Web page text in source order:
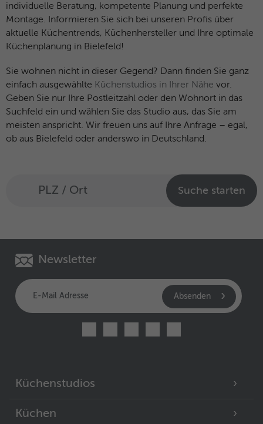
individuelle Beratung, kompetente Planung und perfekte
Montage. Informieren Sie sich bei unseren Profis über
aktuelle Küchentrends, Küchenhersteller und Ihre optimale
Küchenplanung in Bielefeld!
Sie wohnen nicht in dieser Gegend? Dann finden Sie ganz
einfach ausgewählte Küchenstudios in Ihrer Nähe vor.
Geben Sie nur Ihre Postleitzahl oder den Wohnort in das
Suchfeld ein und wählen Sie das Studio aus, das Sie am
meisten anspricht. Wir freuen uns auf Ihre Anfrage – egal,
ob aus Bielefeld oder anderswo in Deutschland.
Suche starten
Newsletter
Absenden
Küchen
Küchenstudios